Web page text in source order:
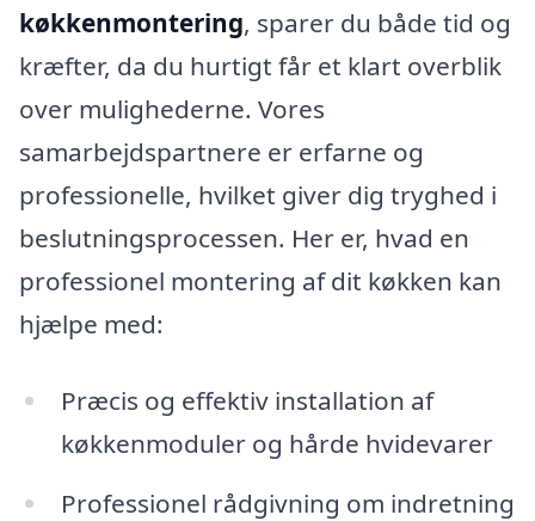
køkkenmontering, sparer du både tid og
kræfter, da du hurtigt får et klart overblik
over mulighederne. Vores
samarbejdspartnere er erfarne og
professionelle, hvilket giver dig tryghed i
beslutningsprocessen. Her er, hvad en
professionel montering af dit køkken kan
hjælpe med:
Præcis og effektiv installation af
køkkenmoduler og hårde hvidevarer
Professionel rådgivning om indretning